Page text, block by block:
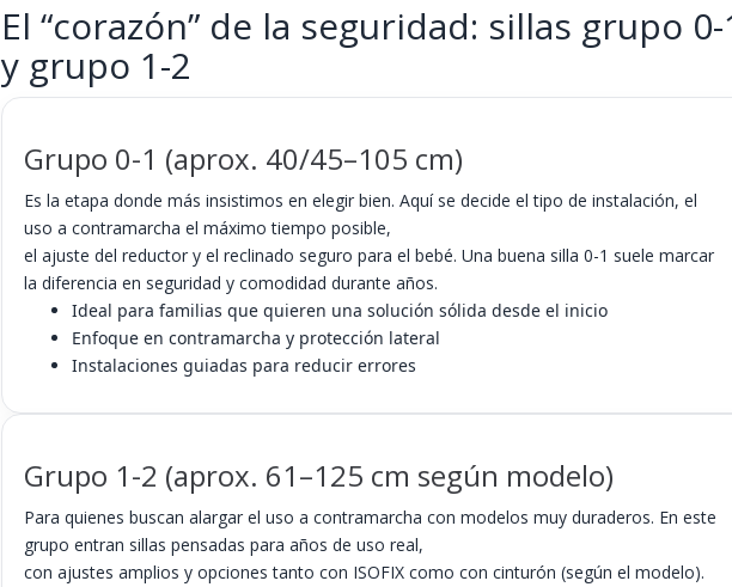
El “corazón” de la seguridad: sillas grupo
y grupo 1-2
Grupo 0-1 (aprox. 40/45–105 cm)
Es la etapa donde más insistimos en elegir bien. Aquí se decide el tipo de instalación, el
uso a contramarcha el máximo tiempo posible,
el ajuste del reductor y el reclinado seguro para el bebé. Una buena silla 0-1 suele marcar
la diferencia en seguridad y comodidad durante años.
Ideal para familias que quieren una solución sólida desde el inicio
Enfoque en contramarcha y protección lateral
Instalaciones guiadas para reducir errores
Grupo 1-2 (aprox. 61–125 cm según modelo)
Para quienes buscan alargar el uso a contramarcha con modelos muy duraderos. En este
grupo entran sillas pensadas para años de uso real,
con ajustes amplios y opciones tanto con ISOFIX como con cinturón (según el modelo).